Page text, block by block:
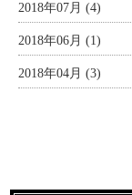
2018年07月 (4)
2018年06月 (1)
2018年04月 (3)